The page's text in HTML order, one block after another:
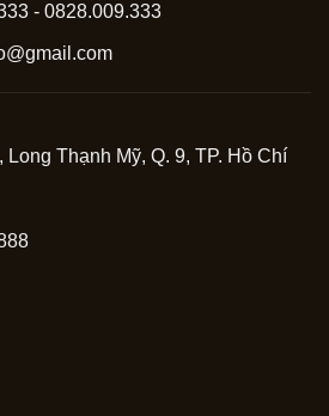
- 0828.009.333
Thạnh Mỹ, Q. 9, TP. Hồ Chí